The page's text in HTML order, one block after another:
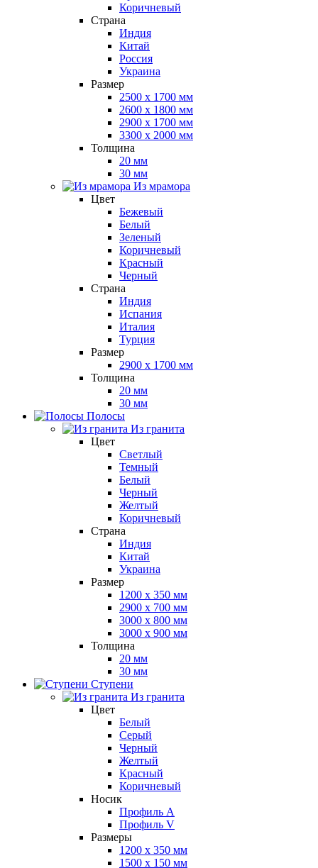
Коричневый
Страна
Индия
Китай
Россия
Украина
Размер
2500 x 1700 мм
2600 x 1800 мм
2900 x 1700 мм
3300 x 2000 мм
Толщина
20 мм
30 мм
Из мрамора
Цвет
Бежевый
Белый
Зеленый
Коричневый
Красный
Черный
Страна
Индия
Испания
Италия
Турция
Размер
2900 x 1700 мм
Толщина
20 мм
30 мм
Полосы
Из гранита
Цвет
Светлый
Темный
Белый
Черный
Желтый
Коричневый
Страна
Индия
Китай
Украина
Размер
1200 x 350 мм
2900 x 700 мм
3000 x 800 мм
3000 x 900 мм
Толщина
20 мм
30 мм
Ступени
Из гранита
Цвет
Белый
Серый
Черный
Желтый
Красный
Коричневый
Носик
Профиль A
Профиль V
Размеры
1200 x 350 мм
1500 x 150 мм